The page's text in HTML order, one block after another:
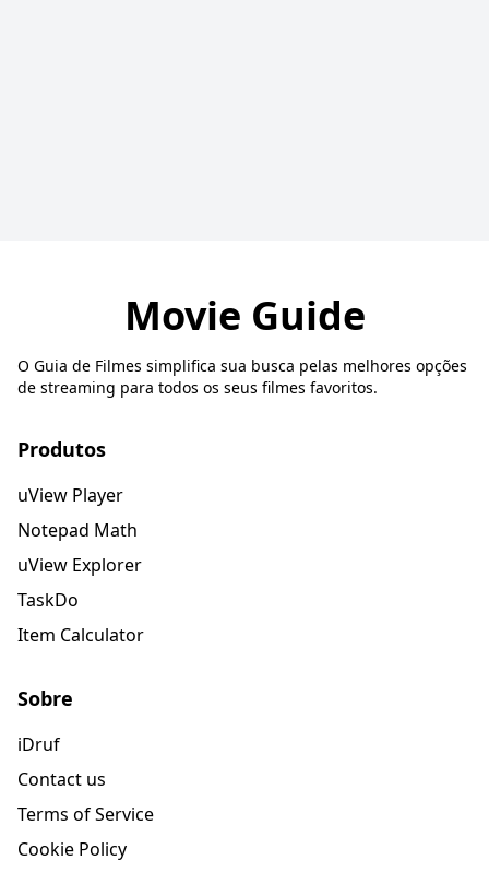
Movie Guide
O Guia de Filmes simplifica sua busca pelas melhores opções
de streaming para todos os seus filmes favoritos.
Produtos
uView Player
Notepad Math
uView Explorer
TaskDo
Item Calculator
Sobre
iDruf
Contact us
Terms of Service
Cookie Policy